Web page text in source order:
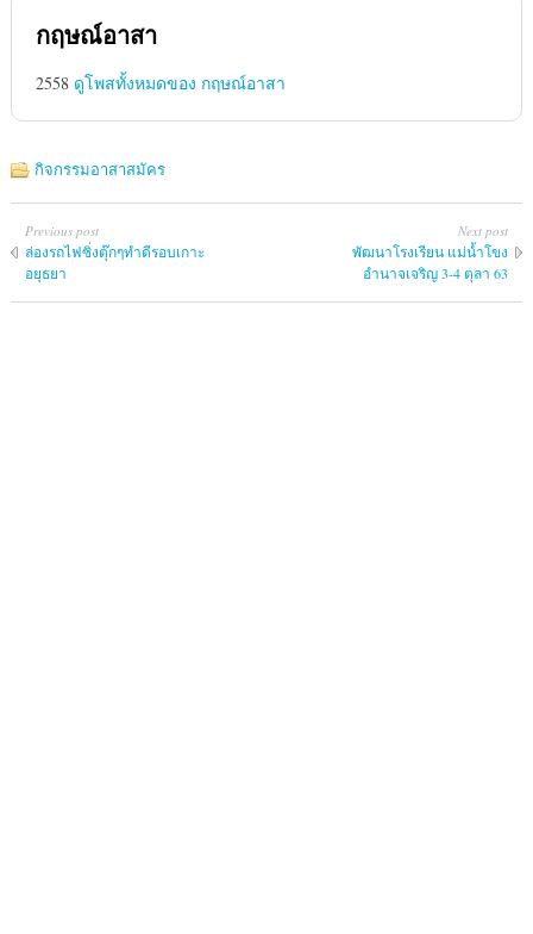
กฤษณ์อาสา
2558 ดูโพสทั้งหมดของ กฤษณ์อาสา
กิจกรรมอาสาสมัคร
Previous post
ล่องรถไฟซิ่งตุ๊กๆทำดีรอบเกาะ
อยุธยา
Next post
พัฒนาโรงเรียน แม่น้ำโขง
อำนาจเจริญ 3-4 ตุลา 63